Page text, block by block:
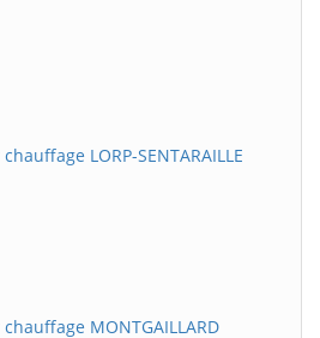
LORP-SENTARAILLE
MONTGAILLARD